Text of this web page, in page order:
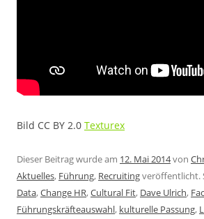
Bild CC BY 2.0 Texturex
Dieser Beitrag wurde am 12. Mai 2014von
Aktuelles, Führung, Recruitingveröffentlicht.
Data,Change HR,Cultural Fit, Dave Ulrich,
Führungskräfteauswahl, kulturelle Passung,